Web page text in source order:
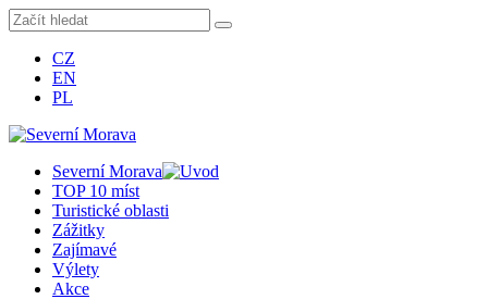
CZ
EN
PL
Severní Morava
TOP 10 míst
Turistické oblasti
Zážitky
Zajímavé
Výlety
Akce